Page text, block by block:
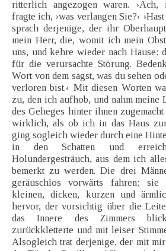
ritterlich angezogen waren. ›Ach,
fragte ich, ›was verlangen Sie?‹
sprach derjenige, der ihr
mein Herr, die, womit ich mein
uns, und kehre wieder nach Hause;
für die verursachte Störung.
Wort von dem sagst, was du sehen
verloren bist.‹ Mit diesen Worten
zu, den ich aufhob, und nahm
des Geheges hinter ihnen
wirklich, als ob ich in das Haus
ging sogleich wieder durch eine
in den Schatten und
Holundergesträuch, aus dem ich
bemerkt zu werden. Die drei
geräuschlos vorwärts fahren; sie
kleinen, dicken, kurzen und
hervor, der vorsichtig über die
das Innere des Zimmers
zurückkletterte und mit leiser
Alsogleich trat derjenige, der mit